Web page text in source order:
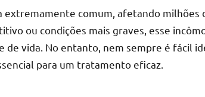
extremamente comum, afetando milhões
ou condições mais graves, esse
vida. No entanto, nem sempre é fácil
para um tratamento eficaz.